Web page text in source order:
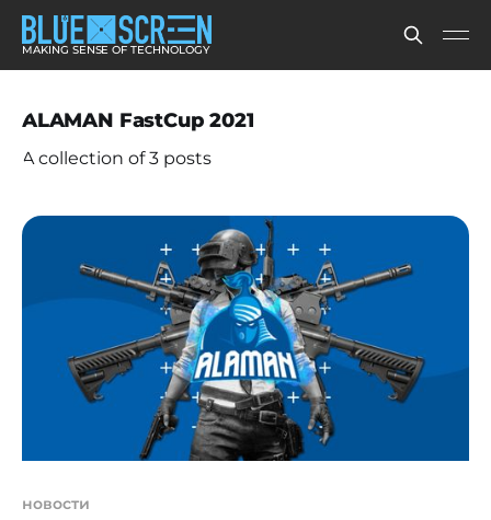
MAKING SENSE OF TECHNOLOGY
ALAMAN FastCup 2021
A collection of 3 posts
новости